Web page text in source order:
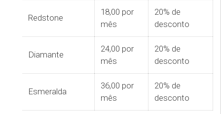
Redstone
18,00 por
mês
20% de
desconto
Diamante
24,00 por
mês
20% de
desconto
Esmeralda
36,00 por
mês
20% de
desconto